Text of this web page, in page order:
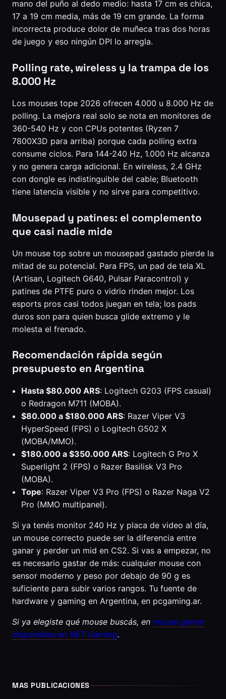
mano del puño al dedo medio: hasta 17 cm es chica,
17 a 19 cm media, más de 19 cm grande. La forma
incorrecta produce dolor de muñeca tras dos horas
de juego y eso ningún DPI lo arregla.
Polling rate, wireless y la trampa de los
8.000 Hz
Los mouses tope 2026 ofrecen 4.000 u 8.000 Hz de
polling. La mejora real solo se nota en monitores de
360-540 Hz y con CPUs potentes (Ryzen 7
7800X3D para arriba) porque cada polling extra
consume ciclos. Para 144-240 Hz, 1.000 Hz alcanza
y no genera carga adicional. En wireless, 2.4 GHz
con dongle es indistinguible del cable; Bluetooth
tiene latencia visible y no sirve para competitivo.
Mousepad y patines: el complemento
que casi nadie mide
Un mouse top sobre un mousepad gastado pierde la
mitad de su potencial. Para FPS, un pad de tela XL
(Artisan, Logitech G640, Pulsar Paracontrol) y
patines de PTFE puro o vidrio rinden mejor. Los
esports pros casi todos juegan en tela; los pads
duros son para quien busca glide extremo y le
molesta el frenado.
Recomendación rápida según
presupuesto en Argentina
Hasta $80.000 ARS: Logitech G203 (FPS casual)
o Redragon M711 (MOBA).
$80.000 a $180.000 ARS: Razer Viper V3
HyperSpeed (FPS) o Logitech G502 X
(MOBA/MMO).
$180.000 a $350.000 ARS: Logitech G Pro X
Superlight 2 (FPS) o Razer Basilisk V3 Pro
(MOBA).
Tope: Razer Viper V3 Pro (FPS) o Razer Naga V2
Pro (MMO multipanel).
Si ya tenés monitor 240 Hz y placa de video al día,
un mouse correcto puede ser la diferencia entre
ganar y perder un mid en CS2. Si vas a empezar, no
es necesario gastar de más: cualquier mouse con
sensor moderno y peso por debajo de 90 g es
suficiente para subir varios rangos. Tu fuente de
hardware y gaming en Argentina, en pcgaming.ar.
Si ya elegiste qué mouse buscás, en mouse gamer
disponibles en NET Gaming.
MAS PUBLICACIONES